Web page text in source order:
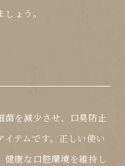
ょう。
菌を減少させ、口臭防止
テムです。正しい使い
健康な口腔環境を維持し